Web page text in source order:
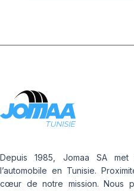
Depuis 1985, Jomaa SA
l’automobile en Tunisie.
cœur de notre mission. Nous